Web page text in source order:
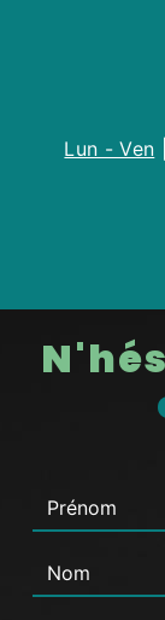
Lun - Ven